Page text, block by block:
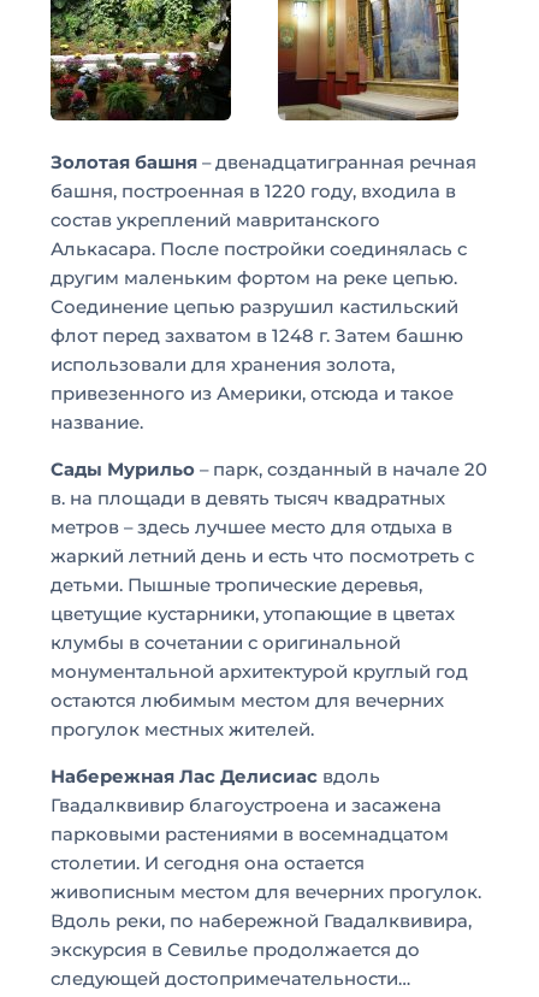
Золотая башня – двенадцатигранная речная
башня, построенная в 1220 году, входила в
состав укреплений мавританского
Алькасара. После постройки соединялась с
другим маленьким фортом на реке цепью.
Соединение цепью разрушил кастильский
флот перед захватом в 1248 г. Затем башню
использовали для хранения золота,
привезенного из Америки, отсюда и такое
название.
Сады Мурильо – парк, созданный в начале 20
в. на площади в девять тысяч квадратных
метров – здесь лучшее место для отдыха в
жаркий летний день и есть что посмотреть с
детьми. Пышные тропические деревья,
цветущие кустарники, утопающие в цветах
клумбы в сочетании с оригинальной
монументальной архитектурой круглый год
остаются любимым местом для вечерних
прогулок местных жителей.
Набережная Лас Делисиас вдоль
Гвадалквивир благоустроена и засажена
парковыми растениями в восемнадцатом
столетии. И сегодня она остается
живописным местом для вечерних прогулок.
Вдоль реки, по набережной Гвадалквивира,
экскурсия в Севилье продолжается до
следующей достопримечательности…